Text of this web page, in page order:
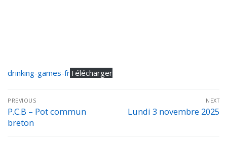
drinking-games-frTélécharger
Navigation
de
l’article
PREVIOUS
Previous
post:
P.C.B – Pot commun
breton
NEXT
Next
Lundi 3 novembre 2025